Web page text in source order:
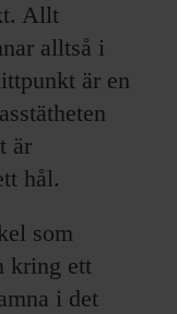
Allt
alltså i
är en
är
hål.
som
kring ett
i det